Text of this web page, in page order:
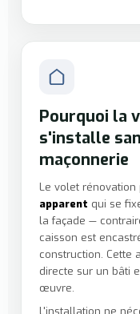
Pourquoi la
s'installe
maçonnerie
Le volet rénovation
apparent qui se
la façade —
caisson est
construction. Cette
directe sur un bâti
œuvre.
L'installation ne